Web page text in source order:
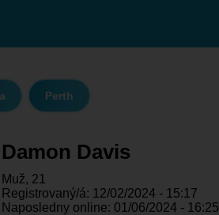
Perth
Damon Davis
Muž, 21
Registrovaný/á: 12/02/2024 - 15:17
Naposledny online: 01/06/2024 - 16:25